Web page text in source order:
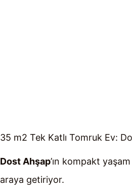
35 m2 Tek Katlı Tomruk Ev:
Dost Ahşap’ın kompakt
araya getiriyor.